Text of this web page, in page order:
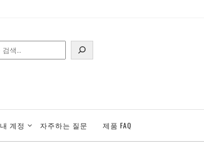
내 계정 자주하는 질문 제품 FAQ